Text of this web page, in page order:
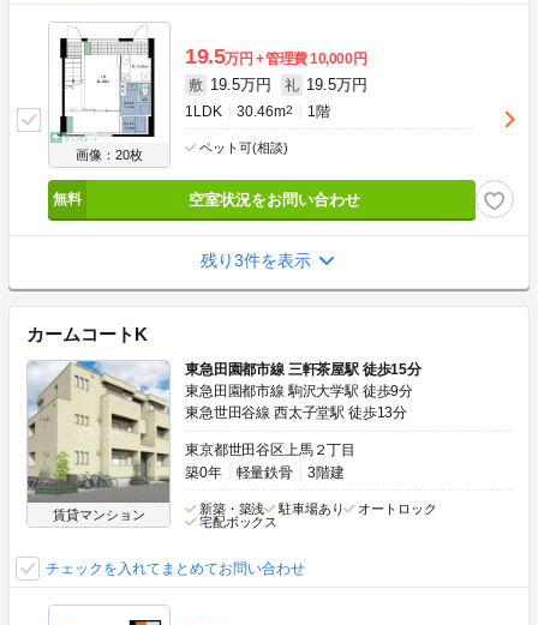
画像：20枚
19.5万円 管理費10,000円
敷 19.5万円 礼 19.5万円
1LDK 30.46m2 1階
ペット可(相談)
空室状況をお問い合わせ
残り3件を表示
カームコートK
賃貸マンション
東急田園都市線 三軒茶屋駅 徒歩15分
東急田園都市線 駒沢大学駅 徒歩9分
東急世田谷線 西太子堂駅 徒歩13分
東京都世田谷区上馬２丁目
築0年
軽量鉄骨 3階建
新築・築浅 駐車場あり
オートロック
宅配ボックス
チェックを入れてまとめてお問い合わせ